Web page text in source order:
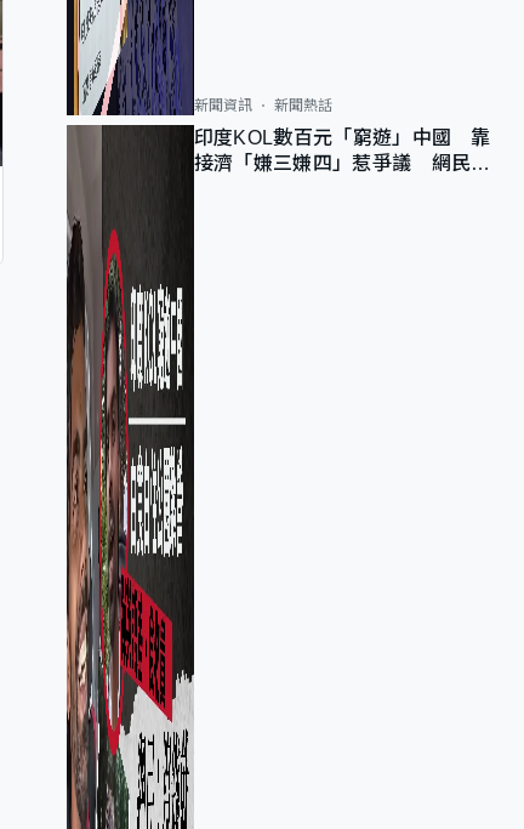
新聞資訊 新聞熱話
印度KOL數百元「窮遊」中國 靠
接濟「嫌三嫌四」惹爭議 網民：